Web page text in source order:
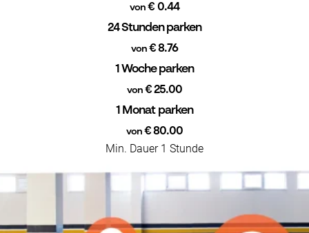
von € 0.44
24 Stunden parken
von€ 8.76
1 Woche parken
von€ 25.00
1 Monat parken
von€ 80.00
Min. Dauer 1 Stunde